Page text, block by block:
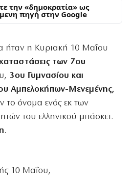
την «δημοκρατία» ως
πηγή στην Google
ήταν η Κυριακή 10 Μαΐου
των 7ου
υ, 3ου Γυμνασίου και
Αμπελοκήπων-Μενεμένης,
το όνομα ενός εκ των
του ελληνικού μπάσκετ.
.
10 Μαΐου,